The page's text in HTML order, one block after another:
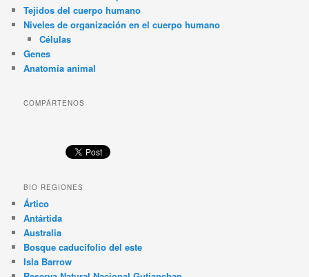
Tejidos del cuerpo humano
Niveles de organización en el cuerpo humano
Células
Genes
Anatomía animal
COMPÁRTENOS
BIO REGIONES
Ártico
Antártida
Australia
Bosque caducifolio del este
Isla Barrow